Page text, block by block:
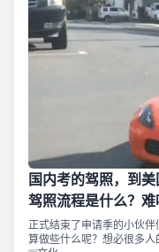
国内考的驾照，到
驾照流程是什么？
正式结束了申请季的小伙
算做些什么呢？想必很多人